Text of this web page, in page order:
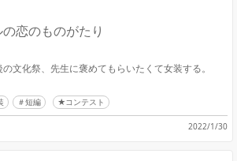
の恋のものがたり
文化祭、先生に褒めてもらいたくて女装する。
短編 ★コンテスト
2022/1/30